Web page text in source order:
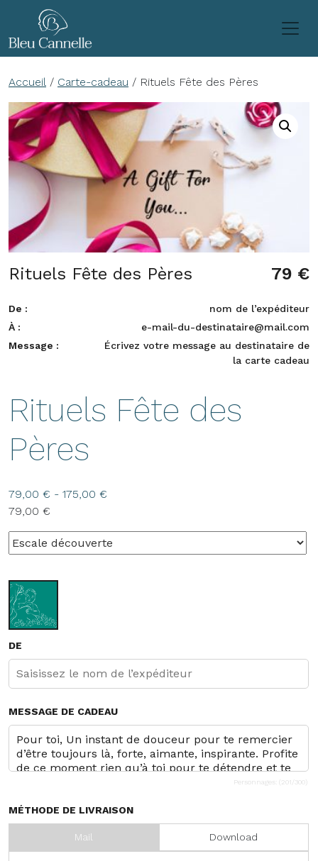
Passer au contenu
Accueil / Carte-cadeau / Rituels Fête des Pères
Rituels Fête des Pères 79 €
De :
nom de l’expéditeur
À :
e-mail-du-destinataire@mail.com
Message :
Écrivez votre message au destinataire de
la carte cadeau
Rituels Fête des
Pères
79,00 € - 175,00 €
79,00 €
DE
MESSAGE DE CADEAU
Personnages: ( 201 /300)
MÉTHODE DE LIVRAISON
Mail Download